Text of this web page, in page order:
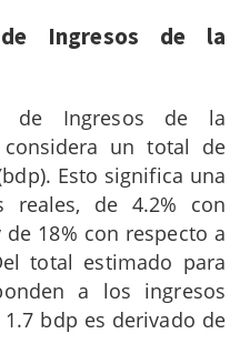
Ingresos de la
de Ingresos de la
considera un total de
Esto significa una
reales, de 4.2% con
18% con respecto a
total estimado para
a los ingresos
bdp es derivado de